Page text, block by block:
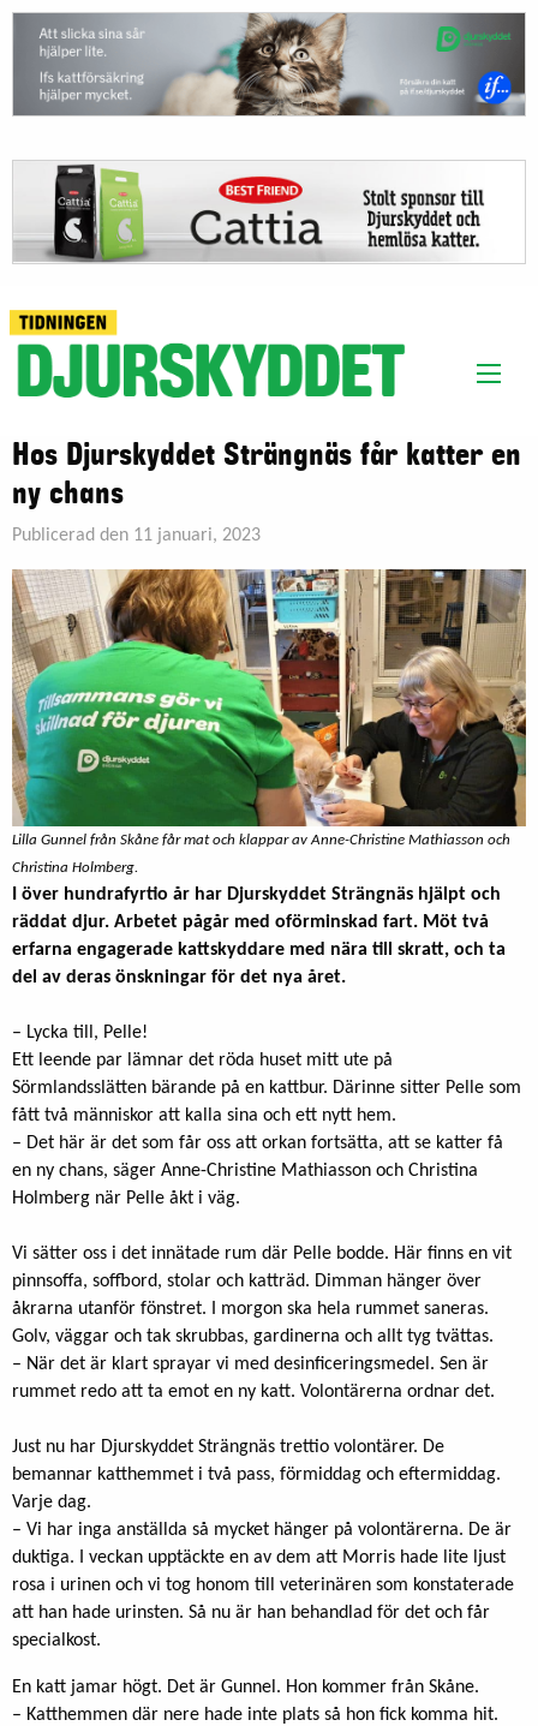
Hos Djurskyddet Strängnäs får katter en
ny chans
Publicerad den 11 januari, 2023
Lilla Gunnel från Skåne får mat och klappar av Anne-Christine Mathiasson och
Christina Holmberg.
I över hundrafyrtio år har Djurskyddet Strängnäs hjälpt och
räddat djur. Arbetet pågår med oförminskad fart. Möt två
erfarna engagerade kattskyddare med nära till skratt, och ta
del av deras önskningar för det nya året.
– Lycka till, Pelle!
Ett leende par lämnar det röda huset mitt ute på
Sörmlandsslätten bärande på en kattbur. Därinne sitter Pelle som
fått två människor att kalla sina och ett nytt hem.
– Det här är det som får oss att orkan fortsätta, att se katter få
en ny chans, säger Anne-Christine Mathiasson och Christina
Holmberg när Pelle åkt i väg.
Vi sätter oss i det innätade rum där Pelle bodde. Här finns en vit
pinnsoffa, soffbord, stolar och katträd. Dimman hänger över
åkrarna utanför fönstret. I morgon ska hela rummet saneras.
Golv, väggar och tak skrubbas, gardinerna och allt tyg tvättas.
– När det är klart sprayar vi med desinficeringsmedel. Sen är
rummet redo att ta emot en ny katt. Volontärerna ordnar det.
Just nu har Djurskyddet Strängnäs trettio volontärer. De
bemannar katthemmet i två pass, förmiddag och eftermiddag.
Varje dag.
– Vi har inga anställda så mycket hänger på volontärerna. De är
duktiga. I veckan upptäckte en av dem att Morris hade lite ljust
rosa i urinen och vi tog honom till veterinären som konstaterade
att han hade urinsten. Så nu är han behandlad för det och får
specialkost.
En katt jamar högt. Det är Gunnel. Hon kommer från Skåne.
– Katthemmen där nere hade inte plats så hon fick komma hit.